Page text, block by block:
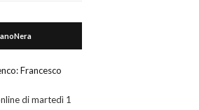
Francesco
di martedì 1